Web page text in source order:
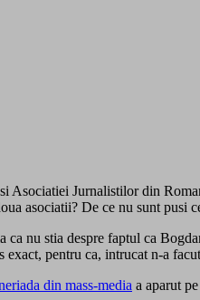
Asociatiei Jurnalistilor din
asociatii? De ce nu sunt
ca nu stia despre faptul ca
pentru ca, intrucat n-a
din mass-media a aparut